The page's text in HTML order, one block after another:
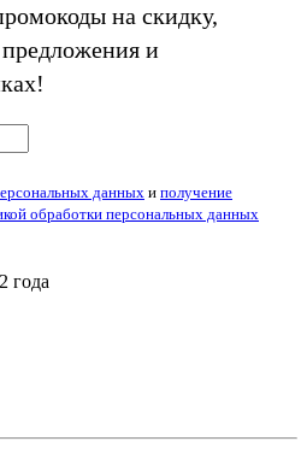
на скидку,
и
данных и получение
обработки персональных данных